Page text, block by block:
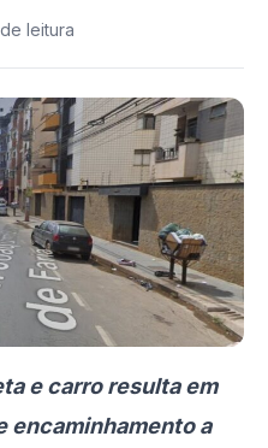
leitura
e carro resulta em
encaminhamento a